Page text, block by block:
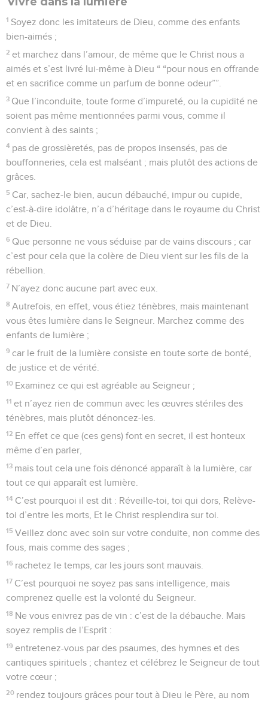
1 Soyez donc les imitateurs de Dieu, comme des enfants
bien-aimés ;
2 et marchez dans l’amour, de même que le Christ nous a
aimés et s’est livré lui-même à Dieu “ “pour nous en offrande
et en sacrifice comme un parfum de bonne odeur””.
3 Que l’inconduite, toute forme d’impureté, ou la cupidité ne
soient pas même mentionnées parmi vous, comme il
convient à des saints ;
4 pas de grossièretés, pas de propos insensés, pas de
bouffonneries, cela est malséant ; mais plutôt des actions de
grâces.
5 Car, sachez-le bien, aucun débauché, impur ou cupide,
c’est-à-dire idolâtre, n’a d’héritage dans le royaume du Christ
et de Dieu.
6 Que personne ne vous séduise par de vains discours ; car
c’est pour cela que la colère de Dieu vient sur les fils de la
rébellion.
7 N’ayez donc aucune part avec eux.
8 Autrefois, en effet, vous étiez ténèbres, mais maintenant
vous êtes lumière dans le Seigneur. Marchez comme des
enfants de lumière ;
9 car le fruit de la lumière consiste en toute sorte de bonté,
de justice et de vérité.
10 Examinez ce qui est agréable au Seigneur ;
11 et n’ayez rien de commun avec les œuvres stériles des
ténèbres, mais plutôt dénoncez-les.
12 En effet ce que (ces gens) font en secret, il est honteux
même d’en parler,
13 mais tout cela une fois dénoncé apparaît à la lumière, car
tout ce qui apparaît est lumière.
14 C’est pourquoi il est dit : Réveille-toi, toi qui dors, Relève-
toi d’entre les morts, Et le Christ resplendira sur toi.
15 Veillez donc avec soin sur votre conduite, non comme des
fous, mais comme des sages ;
16 rachetez le temps, car les jours sont mauvais.
17 C’est pourquoi ne soyez pas sans intelligence, mais
comprenez quelle est la volonté du Seigneur.
18 Ne vous enivrez pas de vin : c’est de la débauche. Mais
soyez remplis de l’Esprit :
19 entretenez-vous par des psaumes, des hymnes et des
cantiques spirituels ; chantez et célébrez le Seigneur de tout
votre cœur ;
20 rendez toujours grâces pour tout à Dieu le Père, au nom